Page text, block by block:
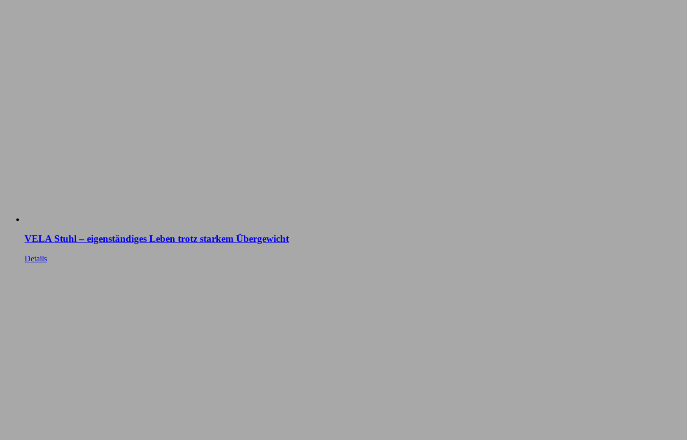
VELA Stuhl – eigenständiges Leben trotz starkem Übergewicht
Details